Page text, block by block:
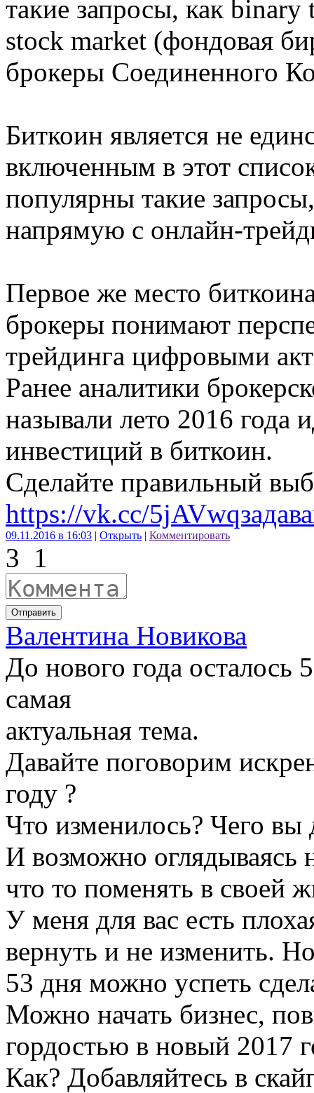
такие запросы, как
stock market (фондовая
брокеры Соединенного
Биткоин является не
включенным в этот
популярны такие
напрямую с онлайн-
Первое же место
брокеры понимают
трейдинга цифровыми
Ранее аналитики
называли лето 2016 года
инвестиций в биткоин.
Сделайте правильный
https://vk.cc/
09.11.2016 в 16:03 | Открыть | Комментировать
3 1
Отправить
Валентина Новикова
До нового года осталось
самая
актуальная тема.
Давайте поговорим
году ?
Что изменилось? Чего вы
И возможно оглядываясь
что то поменять в своей
У меня для вас есть
вернуть и не изменить.
53 дня можно успеть
Можно начать бизнес,
гордостью в новый 2017
Как? Добавляйтесь в